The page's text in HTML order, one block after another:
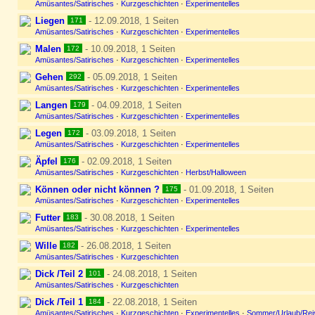
Amüsantes/Satirisches · Kurzgeschichten · Experimentelles
Liegen 171 - 12.09.2018, 1 Seiten
Amüsantes/Satirisches · Kurzgeschichten · Experimentelles
Malen 172 - 10.09.2018, 1 Seiten
Amüsantes/Satirisches · Kurzgeschichten · Experimentelles
Gehen 292 - 05.09.2018, 1 Seiten
Amüsantes/Satirisches · Kurzgeschichten · Experimentelles
Langen 179 - 04.09.2018, 1 Seiten
Amüsantes/Satirisches · Kurzgeschichten · Experimentelles
Legen 172 - 03.09.2018, 1 Seiten
Amüsantes/Satirisches · Kurzgeschichten · Experimentelles
Äpfel 176 - 02.09.2018, 1 Seiten
Amüsantes/Satirisches · Kurzgeschichten · Herbst/Halloween
Können oder nicht können ? 175 - 01.09.2018, 1 Seiten
Amüsantes/Satirisches · Kurzgeschichten · Experimentelles
Futter 183 - 30.08.2018, 1 Seiten
Amüsantes/Satirisches · Kurzgeschichten · Experimentelles
Wille 182 - 26.08.2018, 1 Seiten
Amüsantes/Satirisches · Kurzgeschichten
Dick /Teil 2 101 - 24.08.2018, 1 Seiten
Amüsantes/Satirisches · Kurzgeschichten
Dick /Teil 1 184 - 22.08.2018, 1 Seiten
Amüsantes/Satirisches · Kurzgeschichten · Experimentelles · Sommer/Urlaub/